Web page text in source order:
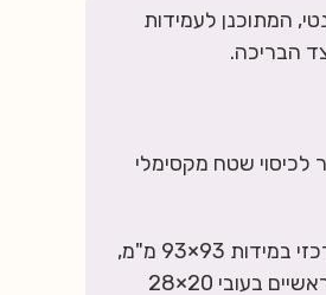
המתוכנן לעמידות
הבריכה.
במיוחד של 4×4 מטר לכיסוי שטח מקסימלי
עץ איכותי ויציב במיוחד – מוט מרכזי במידות 93×93 מ"מ,
מוט תלייה במידות 73×73 מ"מ, וצלעות ומוטות ראשיים בעובי 20×28